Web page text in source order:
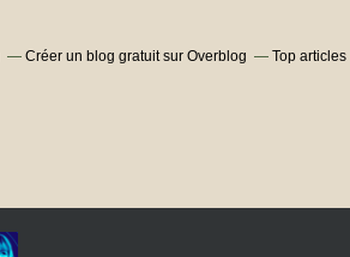
Créer un blog gratuit sur Overblog Top articles